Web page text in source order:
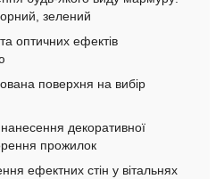
зелений
оптичних ефектів
поверхня на вибір
декоративної
прожилок
ефектних стін у вітальнях